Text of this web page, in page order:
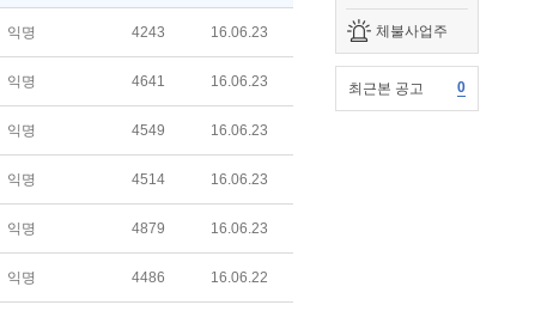
체불사업주
최근본 공고 0
익명 4243 16.06.23
익명 4641 16.06.23
익명 4549 16.06.23
익명 4514 16.06.23
익명 4879 16.06.23
익명 4486 16.06.22